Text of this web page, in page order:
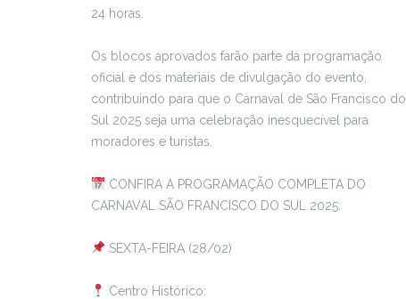
24 horas.
Os blocos aprovados farão parte da programação
oficial e dos materiais de divulgação do evento,
contribuindo para que o Carnaval de São Francisco do
Sul 2025 seja uma celebração inesquecível para
moradores e turistas.
CONFIRA A PROGRAMAÇÃO COMPLETA DO
CARNAVAL SÃO FRANCISCO DO SUL 2025:
SEXTA-FEIRA (28/02)
Centro Histórico: